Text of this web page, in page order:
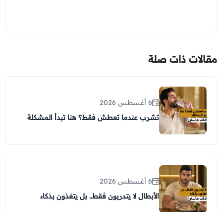
مقالات ذات صلة
6 أغسطس 2026
تشرب عندما تعطش فقط؟ هنا تبدأ المشكلة
6 أغسطس 2026
الأبطال لا يتدربون فقط.. بل يتغذون بذكاء